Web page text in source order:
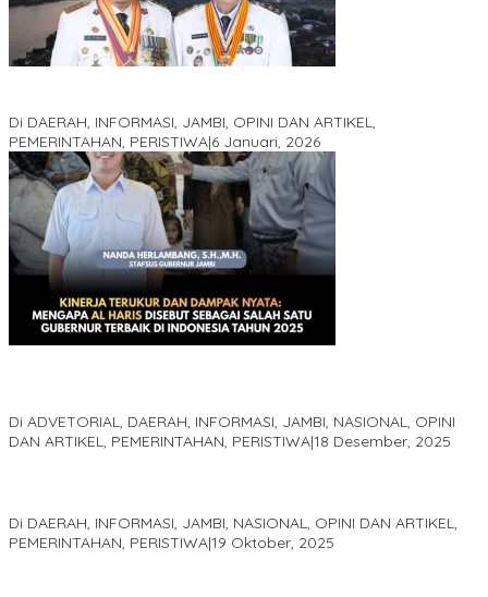
Di DAERAH, INFORMASI, JAMBI, OPINI DAN ARTIKEL,
PEMERINTAHAN, PERISTIWA|6 Januari, 2026
Di ADVETORIAL, DAERAH, INFORMASI, JAMBI, NASIONAL, OPINI
DAN ARTIKEL, PEMERINTAHAN, PERISTIWA|18 Desember, 2025
Di DAERAH, INFORMASI, JAMBI, NASIONAL, OPINI DAN ARTIKEL,
PEMERINTAHAN, PERISTIWA|19 Oktober, 2025